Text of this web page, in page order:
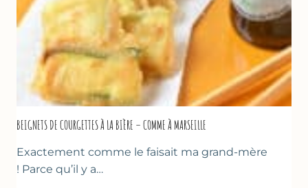
BEIGNETS DE COURGETTES À LA BIÈRE – COMME À MARSEILLE
Exactement comme le faisait ma grand-mère
! Parce qu’il y a…